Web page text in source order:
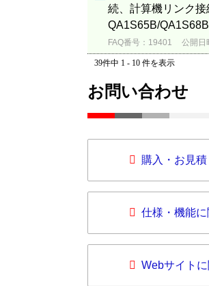
続、計算機リンク
QA1S65B/
FAQ番号：19401 公開日
39件中 1 - 10 件を表示
お問い合わせ
購入・お見
仕様・機能
Webサイト